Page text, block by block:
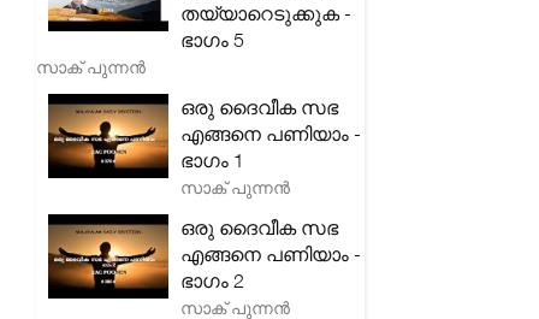
തയ്യാറെടുക്കുക -
ഭാഗം 5
സാക് പുന്നൻ
ഒരു ദൈവീക സഭ
എങ്ങനെ പണിയാം -
ഭാഗം 1
സാക് പുന്നൻ
ഒരു ദൈവീക സഭ
എങ്ങനെ പണിയാം -
ഭാഗം 2
സാക് പുന്നൻ